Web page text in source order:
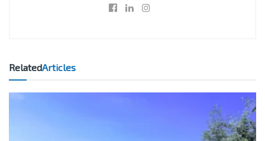
RelatedArticles